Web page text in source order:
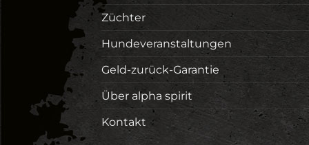
Züchter
Hundeveranstaltungen
Geld-zurück-Garantie
Über alpha spirit
Kontakt